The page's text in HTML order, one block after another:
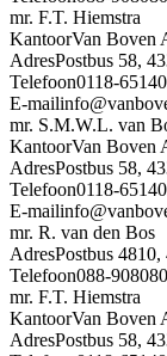
mr. F.T. Hiemstra
KantoorVan Boven
AdresPostbus 58,
Telefoon0118-
E-mail
mr. S.M.W.L. van
KantoorVan Boven
AdresPostbus 58,
Telefoon0118-
E-mail
mr. R. van den Bos
AdresPostbus
Telefoon088-
mr. F.T. Hiemstra
KantoorVan Boven
AdresPostbus 58,